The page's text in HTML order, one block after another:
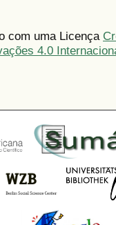
com uma Licença
4.0